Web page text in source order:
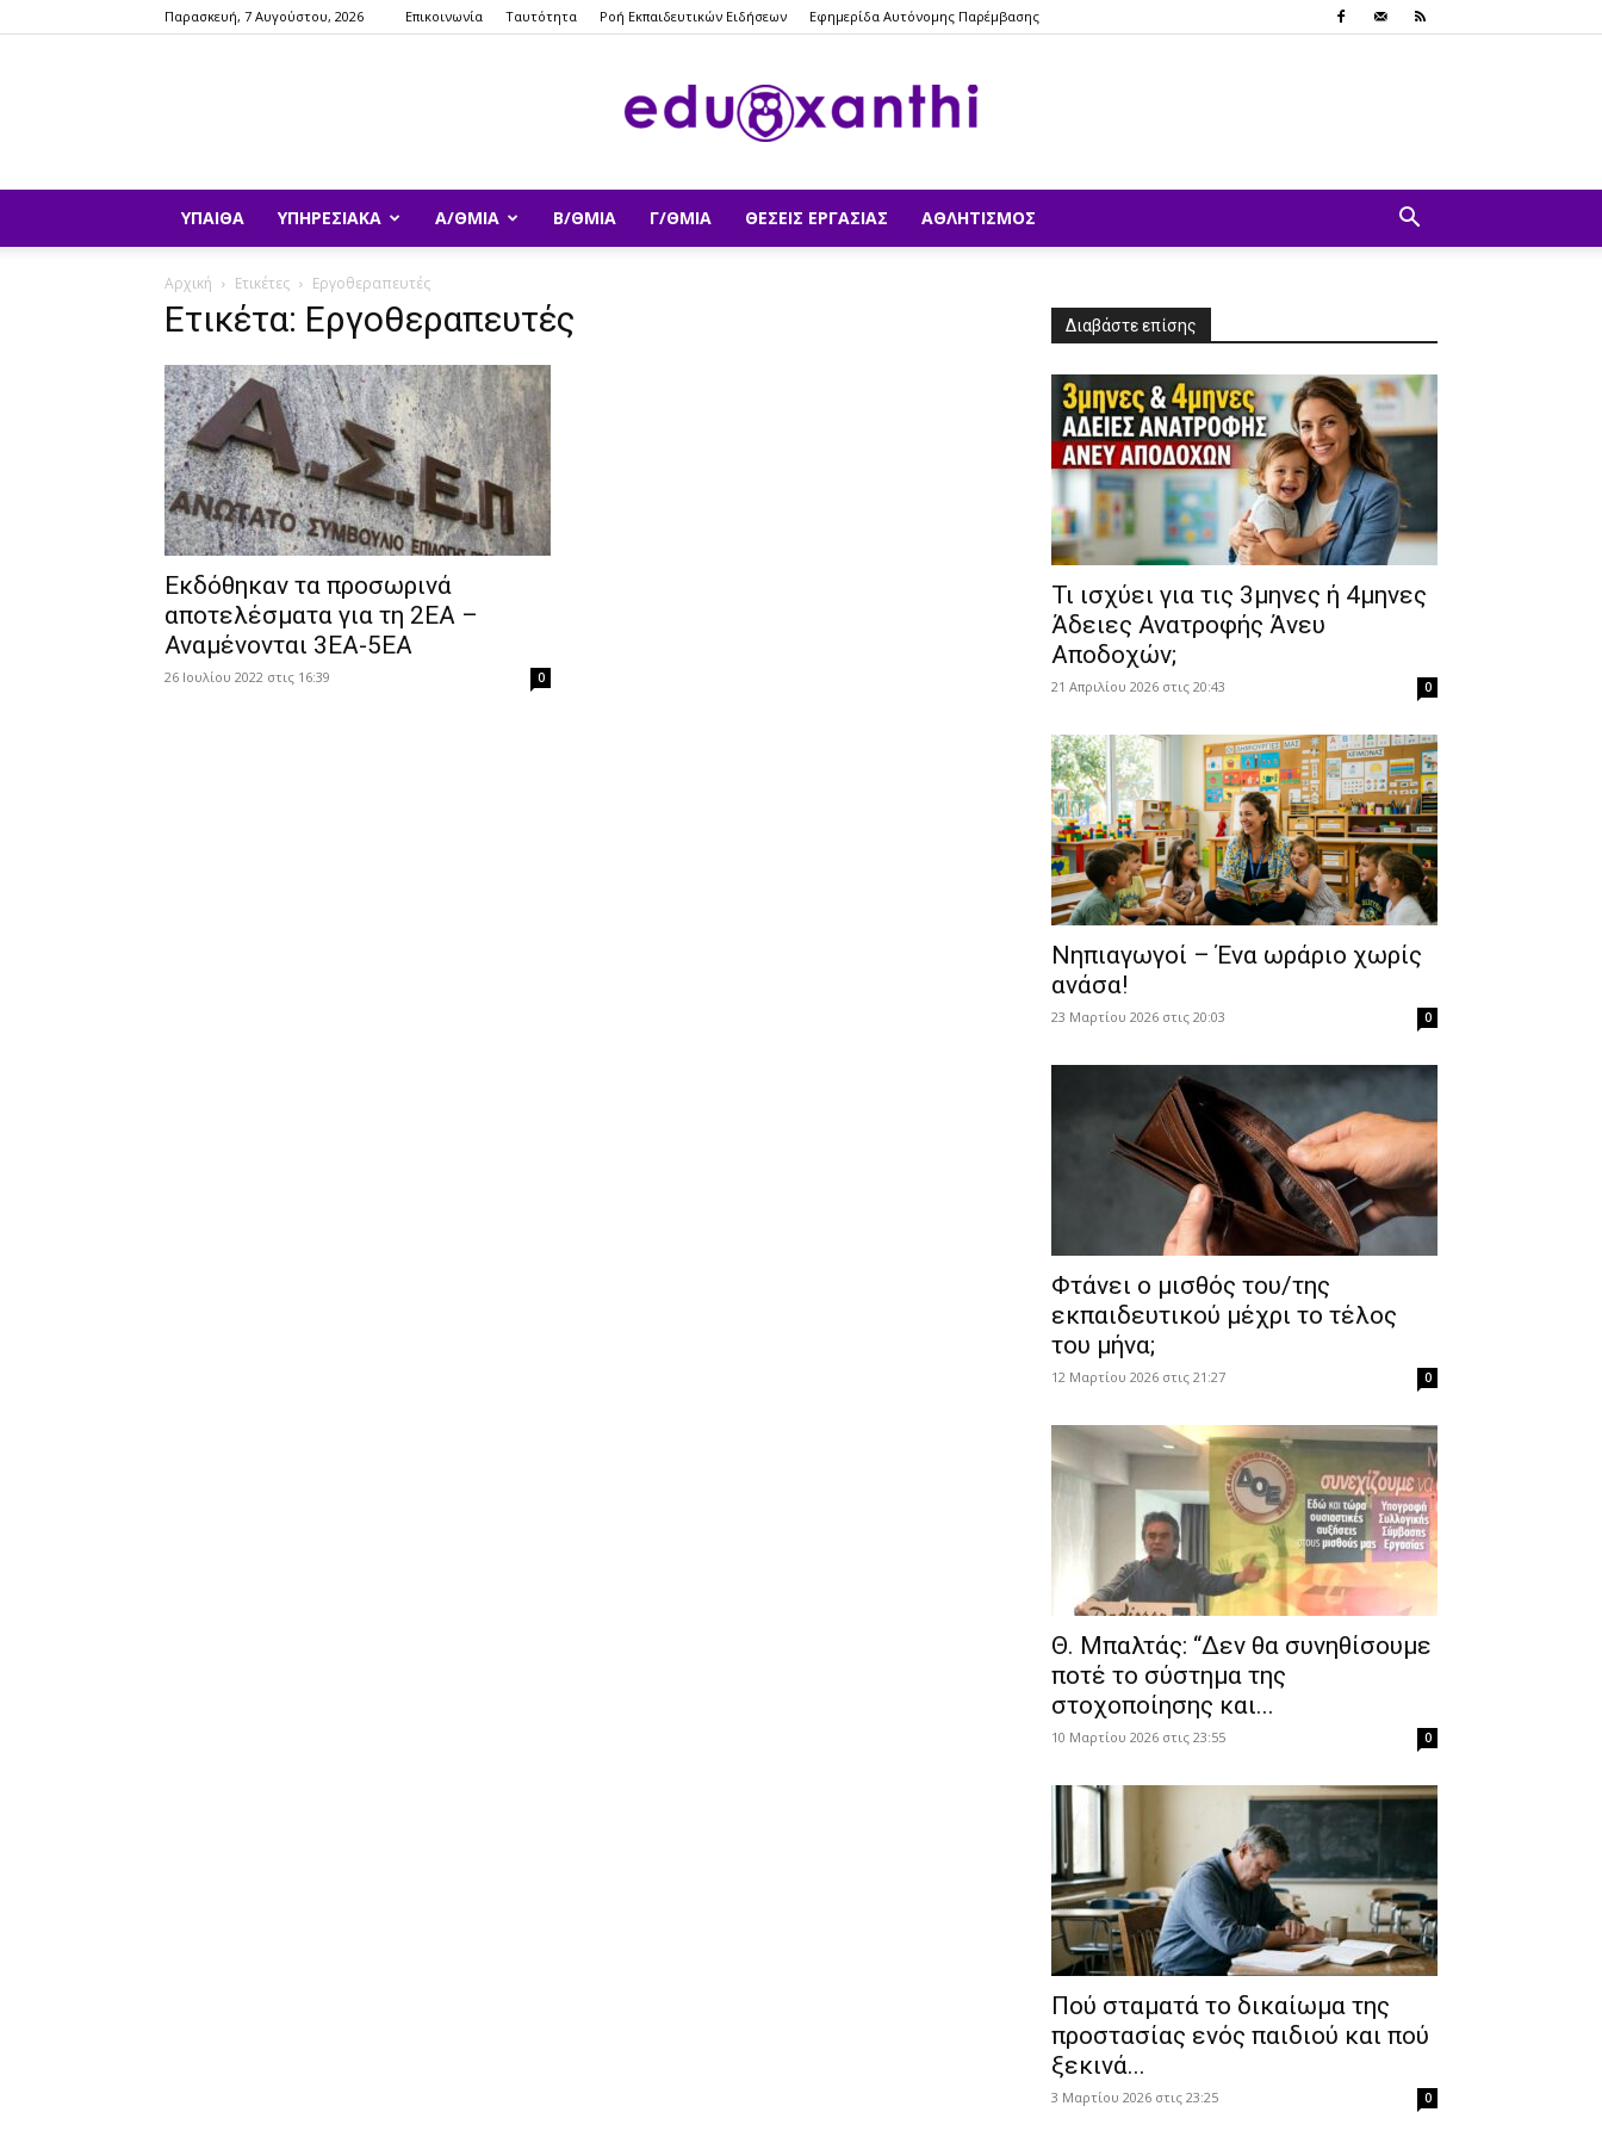
Παρασκευή, 7 Αυγούστου, 2026 Επικοινωνία Ταυτότητα Ροή Εκπαιδευτικών Ειδήσεων Εφημερίδα Αυτόνομης Παρέμβασης
eduxanthi
ΥΠΑΙΘΑ ΥΠΗΡΕΣΙΑΚΆ Α/ΘΜΙΑ Β/ΘΜΙΑ Γ/ΘΜΙΑ ΘΈΣΕΙΣ ΕΡΓΑΣΊΑΣ ΑΘΛΗΤΙΣΜΌΣ
Αρχική Ετικέτες Εργοθεραπευτές
Ετικέτα: Εργοθεραπευτές
Εκδόθηκαν τα προσωρινά
αποτελέσματα για τη 2ΕΑ –
Αναμένονται 3ΕΑ-5ΕΑ
26 Ιουλίου 2022 στις 16:39 0
Διαβάστε επίσης
​Τι ισχύει για τις 3μηνες ή 4μηνες
Άδειες Ανατροφής Άνευ
Αποδοχών;
21 Απριλίου 2026 στις 20:43 0
Νηπιαγωγοί – Ένα ωράριο χωρίς
ανάσα!
23 Μαρτίου 2026 στις 20:03 0
Φτάνει ο μισθός του/της
εκπαιδευτικού μέχρι το τέλος
του μήνα;
12 Μαρτίου 2026 στις 21:27 0
Θ. Μπαλτάς: “Δεν θα συνηθίσουμε
ποτέ το σύστημα της
στοχοποίησης και...
10 Μαρτίου 2026 στις 23:55 0
Πού σταματά το δικαίωμα της
προστασίας ενός παιδιού και πού
ξεκινά...
3 Μαρτίου 2026 στις 23:25 0